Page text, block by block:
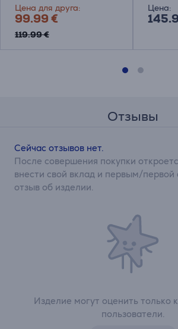
Цена для друга:
99.99 €
119.99 €
Цена:
Отзывы
Изделие могут оценить только
пользователи.
Сейчас отзывов нет.
После совершения покупки
внести свой вклад и первым/первой
отзыв об изделии.